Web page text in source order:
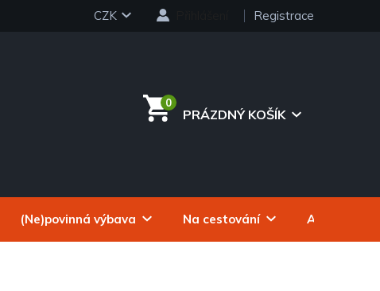
CZK Registrace
PRÁZDNÝ KOŠÍK
(Ne)povinná výbava Na cestování